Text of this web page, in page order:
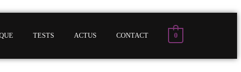
TESTS ACTUS CONTACT 0